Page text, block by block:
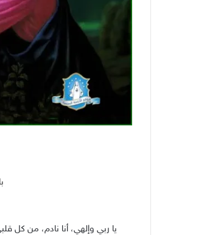
يا ربي وإلهي، أنا نادم، من كل